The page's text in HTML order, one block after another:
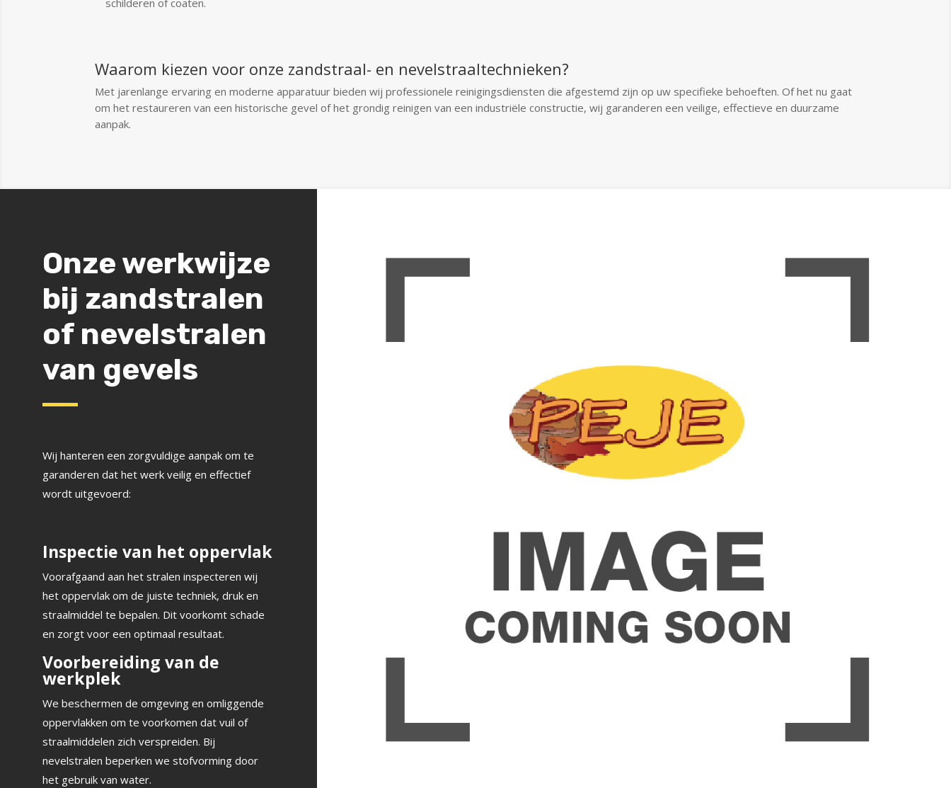
Waarom kiezen voor onze zandstraal- en nevelstraaltechnieken?
Met jarenlange ervaring en moderne apparatuur bieden wij professionele reinigingsdiensten die afgestemd zijn op uw specifieke behoeften. Of het nu gaat
om het restaureren van een historische gevel of het grondig reinigen van een industriële constructie, wij garanderen een veilige, effectieve en duurzame
aanpak.
Onze werkwijze
bij zandstralen
of nevelstralen
van gevels
Wij hanteren een zorgvuldige aanpak om te
garanderen dat het werk veilig en effectief
wordt uitgevoerd:
Inspectie van het oppervlak
Voorafgaand aan het stralen inspecteren wij
het oppervlak om de juiste techniek, druk en
straalmiddel te bepalen. Dit voorkomt schade
en zorgt voor een optimaal resultaat.
Voorbereiding van de
werkplek
We beschermen de omgeving en omliggende
oppervlakken om te voorkomen dat vuil of
straalmiddelen zich verspreiden. Bij
nevelstralen beperken we stofvorming door
het gebruik van water.